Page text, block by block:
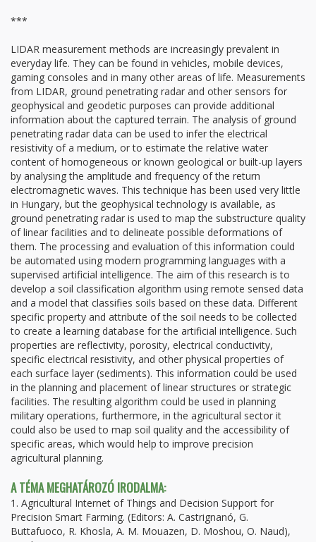
***
LIDAR measurement methods are increasingly prevalent in
everyday life. They can be found in vehicles, mobile devices,
gaming consoles and in many other areas of life. Measurements
from LIDAR, ground penetrating radar and other sensors for
geophysical and geodetic purposes can provide additional
information about the captured terrain. The analysis of ground
penetrating radar data can be used to infer the electrical
resistivity of a medium, or to estimate the relative water
content of homogeneous or known geological or built-up layers
by analysing the amplitude and frequency of the return
electromagnetic waves. This technique has been used very little
in Hungary, but the geophysical technology is available, as
ground penetrating radar is used to map the substructure quality
of linear facilities and to delineate possible deformations of
them. The processing and evaluation of this information could
be automated using modern programming languages with a
supervised artificial intelligence. The aim of this research is to
develop a soil classification algorithm using remote sensed data
and a model that classifies soils based on these data. Different
specific property and attribute of the soil needs to be collected
to create a learning database for the artificial intelligence. Such
properties are reflectivity, porosity, electrical conductivity,
specific electrical resistivity, and other physical properties of
each surface layer (sediments). This information could be used
in the planning and placement of linear structures or strategic
facilities. The resulting algorithm could be used in planning
military operations, furthermore, in the agricultural sector it
could also be used to map soil quality and the accessibility of
specific areas, which would help to improve precision
agricultural planning.
A TÉMA MEGHATÁROZÓ IRODALMA:
1. Agricultural Internet of Things and Decision Support for
Precision Smart Farming. (Editors: A. Castrignanó, G.
Buttafuoco, R. Khosla, A. M. Mouazen, D. Moshou, O. Naud),